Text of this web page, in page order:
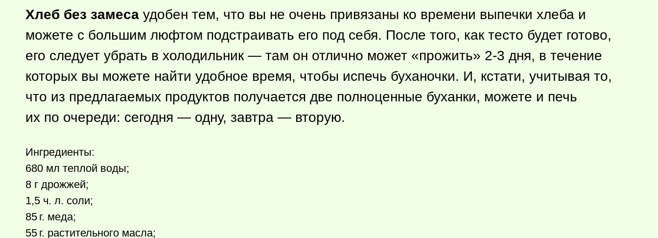
Хлеб без замеса удобен тем, что вы не очень привязаны ко времени выпечки хлеба и
можете с большим люфтом подстраивать его под себя. После того, как тесто будет готово,
его следует убрать в холодильник — там он отлично может «прожить» 2-3 дня, в течение
которых вы можете найти удобное время, чтобы испечь буханочки. И, кстати, учитывая то,
что из предлагаемых продуктов получается две полноценные буханки, можете и печь
их по очереди: сегодня — одну, завтра — вторую.
Ингредиенты:
680 мл теплой воды;
8 г дрожжей;
1,5 ч. л. соли;
85 г. меда;
55 г. растительного масла;